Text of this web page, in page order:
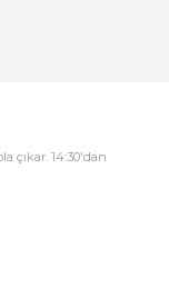
çıkar. 14:30'dan